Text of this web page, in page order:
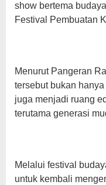
show bertema
Festival Pembuatan
Menurut Pangeran
tersebut bukan
juga menjadi ruang
terutama generasi
Melalui festival
untuk kembali